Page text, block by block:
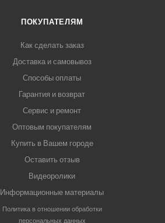
ПОКУПАТЕЛЯМ
Как сделать заказ
Доставка и самовывоз
Способы оплаты
Гарантия и возврат
Сервис и ремонт
Оптовым покупателям
Купить в Вашем городе
Оставить отзыв
Видеоролики
Информационные материалы
Политика в отношении обработки
персональных данных